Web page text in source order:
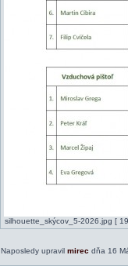
silhouette_skýcov_5-2026.jpg [
Naposledy upravil mirec dňa 16